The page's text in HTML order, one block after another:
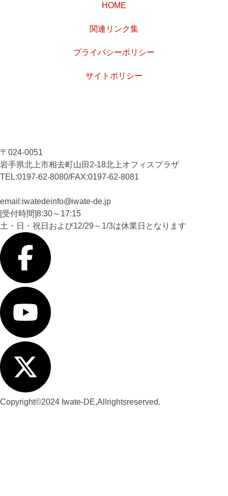
HOME
関連リンク集
プライバシーポリシー
サイトポリシー
〒024-0051
岩手県北上市相去町山田2-18北上オフィスプラザ
TEL:0197-62-8080/FAX:0197-62-8081
email:iwatedeinfo iwate-de.jp
[受付時間]8:30～17:15
土・日・祝日および12/29～1/3は休業日となります
Copyright©2024 Iwate-DE,Allrightsreserved.